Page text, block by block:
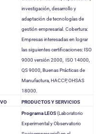
investigación, desarrollo y
adaptación de tecnologías de
gestión empresarial.
Cobertura:
Empresas interesadas en lograr
las siguientes certificaciones: ISO
9000 versión 2000, ISO 14000,
QS 9000, Buenas Prácticas de
Manufactura, HACCP, OHSAS
18000.
PRODUCTOS Y SERVICIOS
Programa LEOS(Laboratorio
Experimental y Observatorio